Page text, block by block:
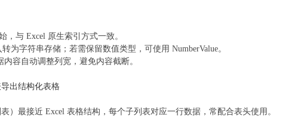
，与 Excel 原生索引方式一致。
为字符串存储；若需保留数值类型，可使用 NumberValue。
内容自动调整列宽，避免内容截断。
出结构化表格
）最接近 Excel 表格结构，每个子列表对应一行数据，常配合表头使用。